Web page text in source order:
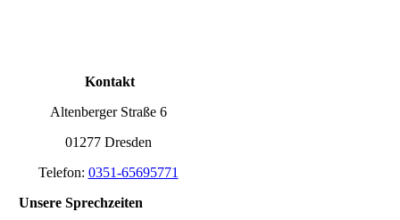
Kontakt
Altenberger Straße 6
01277 Dresden
Telefon: 0351-65695771
Unsere Sprechzeiten